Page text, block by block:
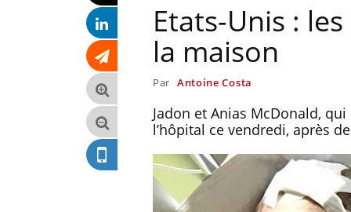
Etats-Unis :
la maison
Par Antoine Costa
Jadon et Anias McDonald,
l’hôpital ce vendredi, après